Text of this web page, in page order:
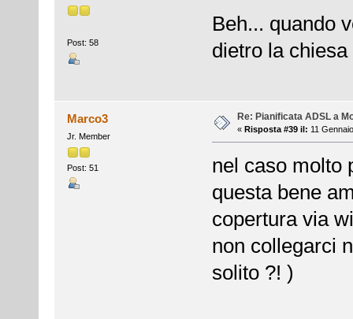
Post: 58
Beh... quando
dietro la
Marco3
Jr. Member
Post: 51
Re: Pianificata ADSL a
« Risposta #39 il: 11
nel caso molto
questa bene
copertura via
non collegarci
solito ?! )